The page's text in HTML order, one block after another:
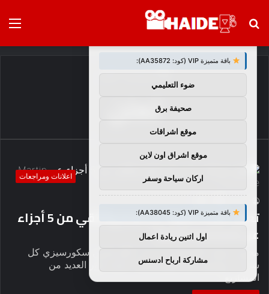
بحث
الرئيسية/تعلن
تعلن
اعلانات ومراجعات
تعلن شركة Apple عن فيلم وثائقي من 5 أجزاء
عن Martin Scorsese
مخرج. ممثل. الإحساس Tiktok. قام مارتن سكورسيزي كل
شيء – ويستمر في القيام بذلك ، حيث تدور العديد من
المشاريع…
توصيات :
باقة متميزة VIP (كود: AA35872):
ضوء التعليمي
صحيفة برق
موقع اشراقات
موقع اشراق اون لاين
اركان سياحة وسفر
باقة متميزة VIP (كود: AA38045):
اول اثنين ريادة اعمال
مشاركة ارباح ادسنس